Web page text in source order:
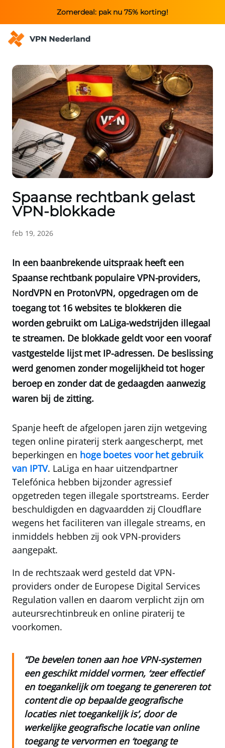
Zomerdeal: pak nu 75% korting!
Spaanse rechtbank gelast
VPN-blokkade
feb 19, 2026
In een baanbrekende uitspraak heeft een
Spaanse rechtbank populaire VPN-providers,
NordVPN en ProtonVPN, opgedragen om de
toegang tot 16 websites te blokkeren die
worden gebruikt om LaLiga-wedstrijden illegaal
te streamen. De blokkade geldt voor een vooraf
vastgestelde lijst met IP-adressen. De beslissing
werd genomen zonder mogelijkheid tot hoger
beroep en zonder dat de gedaagden aanwezig
waren bij de zitting.
Spanje heeft de afgelopen jaren zijn wetgeving
tegen online piraterij sterk aangescherpt, met
beperkingen en hoge boetes voor het gebruik
van IPTV. LaLiga en haar uitzendpartner
Telefónica hebben bijzonder agressief
opgetreden tegen illegale sportstreams. Eerder
beschuldigden en dagvaardden zij Cloudflare
wegens het faciliteren van illegale streams, en
inmiddels hebben zij ook VPN-providers
aangepakt.
In de rechtszaak werd gesteld dat VPN-
providers onder de Europese Digital Services
Regulation vallen en daarom verplicht zijn om
auteursrechtinbreuk en online piraterij te
voorkomen.
“De bevelen tonen aan hoe VPN-systemen
een geschikt middel vormen, ‘zeer effectief
en toegankelijk om toegang te genereren tot
content die op bepaalde geografische
locaties niet toegankelijk is’, door de
werkelijke geografische locatie van online
toegang te vervormen en ‘toegang te